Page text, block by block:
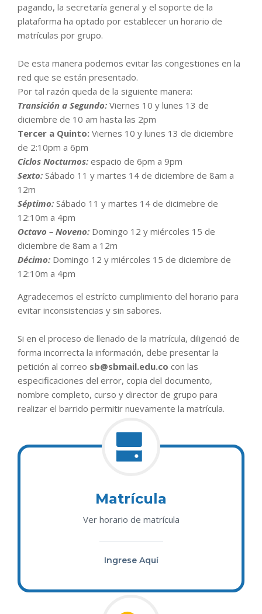
pagando, la secretaría general y el soporte de la
plataforma ha optado por establecer un horario de
matrículas por grupo.
De esta manera podemos evitar las congestiones en la
red que se están presentado.
Por tal razón queda de la siguiente manera:
Transición a Segundo: Viernes 10 y lunes 13 de
diciembre de 10 am hasta las 2pm
Tercer a Quinto: Viernes 10 y lunes 13 de diciembre
de 2:10pm a 6pm
Ciclos Nocturnos: espacio de 6pm a 9pm
Sexto: Sábado 11 y martes 14 de diciembre de 8am a
12m
Séptimo: Sábado 11 y martes 14 de dicimebre de
12:10m a 4pm
Octavo – Noveno: Domingo 12 y miércoles 15 de
diciembre de 8am a 12m
Décimo: Domingo 12 y miércoles 15 de diciembre de
12:10m a 4pm
Agradecemos el estrícto cumplimiento del horario para
evitar inconsistencias y sin sabores.
Si en el proceso de llenado de la matrícula, diligenció de
forma incorrecta la información, debe presentar la
petición al correo sb@sbmail.edu.co con las
especificaciones del error, copia del documento,
nombre completo, curso y director de grupo para
realizar el barrido permitir nuevamente la matrícula.
Matrícula
Ver horario de matrícula
Ingrese Aquí